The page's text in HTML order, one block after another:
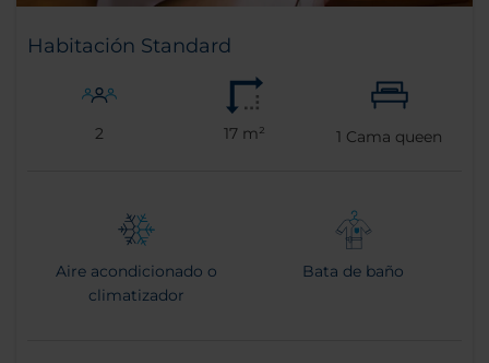
Habitación Standard
2 17 m² 1 Cama queen
Aire acondicionado o
climatizador
Bata de baño